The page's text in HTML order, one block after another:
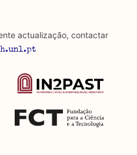
actualização, contactar